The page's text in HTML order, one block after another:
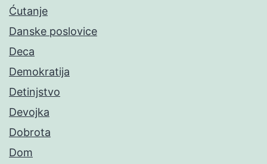
Ćutanje
Danske poslovice
Deca
Demokratija
Detinjstvo
Devojka
Dobrota
Dom